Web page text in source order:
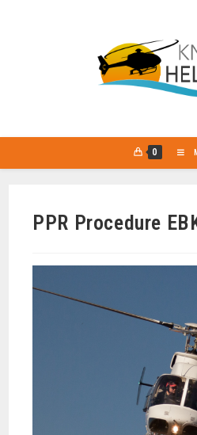
0
PPR Procedure